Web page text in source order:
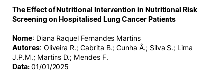
The Effect of Nutritional Intervention in Nutritional Risk
Screening on Hospitalised Lung Cancer Patients
Nome: Diana Raquel Fernandes Martins
Autores: Oliveira R.; Cabrita B.; Cunha Â.; Silva S.; Lima
J.P.M.; Martins D.; Mendes F.
Data:01/01/2025